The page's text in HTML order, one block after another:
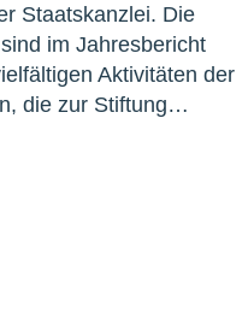
Staatskanzlei. Die
im Jahresbericht
Aktivitäten der
die zur Stiftung…